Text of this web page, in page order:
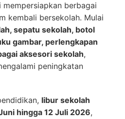
berbagai
kembali bersekolah. Mulai
sepatu sekolah, botol
gambar, perlengkapan
aksesori sekolah,
peningkatan
libur sekolah
hingga 12 Juli 2026,